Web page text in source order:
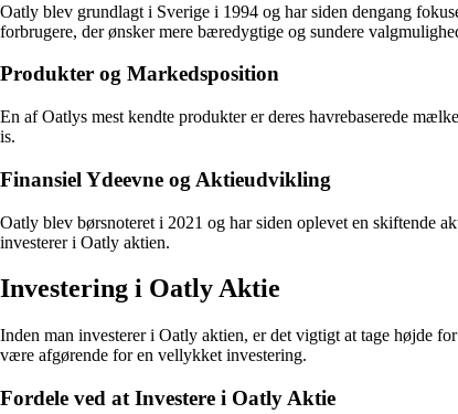
Oatly blev grundlagt i Sverige i 1994 og har siden dengang
forbrugere, der ønsker mere bæredygtige og sundere
Produkter og Markedsposition
En af Oatlys mest kendte produkter er deres havrebaserede
is.
Finansiel Ydeevne og Aktieudvikling
Oatly blev børsnoteret i 2021 og har siden oplevet en skiftende
investerer i Oatly aktien.
Investering i Oatly Aktie
Inden man investerer i Oatly aktien, er det vigtigt at tage højde
være afgørende for en vellykket investering.
Fordele ved at Investere i Oatly Aktie